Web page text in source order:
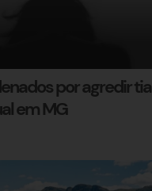
por agredir tia
em MG